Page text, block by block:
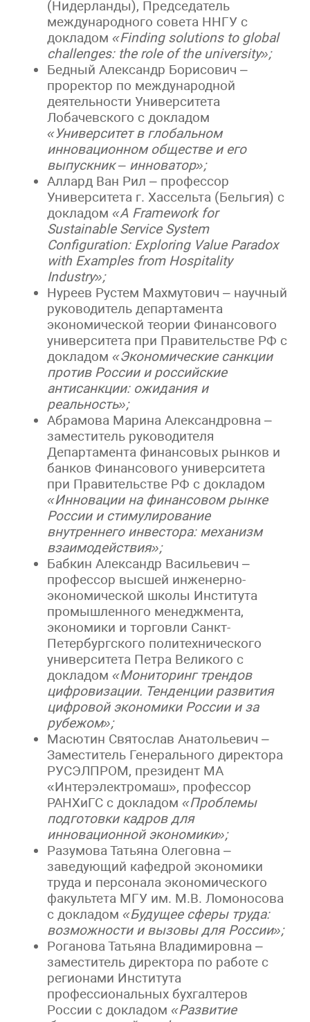
(Нидерланды), Председатель
международного совета ННГУ с
докладом«Finding solutions to global
challenges: the role of the university»;
Бедный Александр Борисович –
проректор по международной
деятельности Университета
Лобачевского с докладом
«Университет в глобальном
инновационном обществе и его
выпускник – инноватор»;
Аллард Ван Рил – профессор
Университета г. Хассельта (Бельгия) с
докладом«A Framework for
Sustainable Service System
Configuration: Exploring Value Paradox
with Examples from Hospitality
Industry»;
Нуреев Рустем Махмутович – научный
руководитель департамента
экономической теории Финансового
университета при Правительстве РФ с
докладом«Экономические санкции
против России и российские
антисанкции: ожидания и
реальность»;
Абрамова Марина Александровна –
заместитель руководителя
Департамента финансовых рынков и
банков Финансового университета
при Правительстве РФ с докладом
«Инновации на финансовом рынке
России и стимулирование
внутреннего инвестора: механизм
взаимодействия»;
Бабкин Александр Васильевич –
профессор высшей инженерно-
экономической школы Института
промышленного менеджмента,
экономики и торговли Санкт-
Петербургского политехнического
университета Петра Великого с
докладом«Мониторинг трендов
цифровизации. Тенденции развития
цифровой экономики России и за
рубежом»;
Масютин Святослав Анатольевич –
Заместитель Генерального директора
РУСЭЛПРОМ, президент МА
«Интерэлектромаш», профессор
РАНХиГС с докладом«Проблемы
подготовки кадров для
инновационной экономики»;
Разумова Татьяна Олеговна –
заведующий кафедрой экономики
труда и персонала экономического
факультета МГУ им. М.В. Ломоносова
с докладом«Будущее сферы труда:
возможности и вызовы для России»;
Роганова Татьяна Владимировна –
заместитель директора по работе с
регионами Института
профессиональных бухгалтеров
России с докладом«Развитие